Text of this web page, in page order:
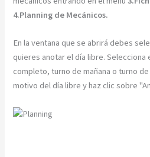
4.Planning de Mecánicos.
En la ventana que se abrirá debes
quieres anotar el día libre. Selecciona
completo, turno de mañana o turno
motivo del día libre y haz clic sobre